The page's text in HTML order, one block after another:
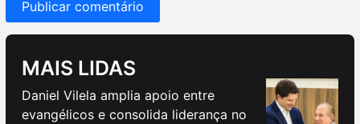
MAIS LIDAS
Daniel Vilela amplia apoio entre
evangélicos e consolida liderança no